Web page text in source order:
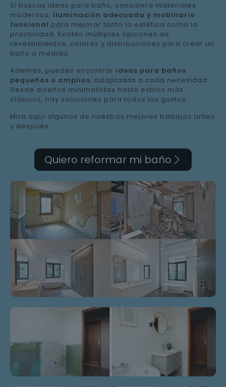
Si buscas ideas para baño, considera materiales
modernos, iluminación adecuada y mobiliario
funcional para mejorar tanto la estética como la
practicidad. Existen múltiples opciones de
revestimientos, colores y distribuciones para crear un
baño a medida.
Además, puedes encontrar ideas para baños
pequeños o amplios, adaptadas a cada necesidad.
Desde diseños minimalistas hasta estilos más
clásicos, hay soluciones para todos los gustos.
Mira aquí algunos de nuestros mejores trabajos antes
y después.
Quiero reformar mi baño